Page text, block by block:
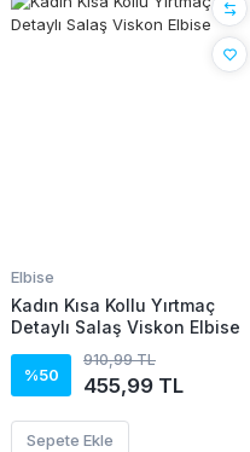
Elbise
Kadın Kısa Kollu Yırtmaç
Detaylı Salaş Viskon Elbise
%50
910,99 TL
455,99 TL
Sepete Ekle